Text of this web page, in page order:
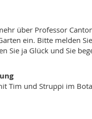
über Professor
ein. Bitte melden
Sie ja Glück und Sie
Tim und Struppi im